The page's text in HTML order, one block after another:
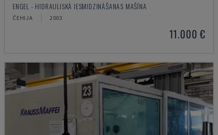
ENGEL - HIDRAULISKĀ IESMIDZINĀŠANAS MAŠĪNA
ČEHIJA 2003
11.000 €